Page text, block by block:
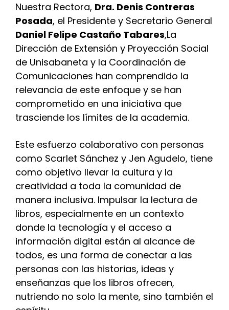
Nuestra Rectora, Dra. Denis Contreras
Posada, el Presidente y Secretario General
Daniel Felipe Castaño Tabares,La
Dirección de Extensión y Proyección Social
de Unisabaneta y la Coordinación de
Comunicaciones han comprendido la
relevancia de este enfoque y se han
comprometido en una iniciativa que
trasciende los límites de la academia.
Este esfuerzo colaborativo con personas
como Scarlet Sánchez y Jen Agudelo, tiene
como objetivo llevar la cultura y la
creatividad a toda la comunidad de
manera inclusiva. Impulsar la lectura de
libros, especialmente en un contexto
donde la tecnología y el acceso a
información digital están al alcance de
todos, es una forma de conectar a las
personas con las historias, ideas y
enseñanzas que los libros ofrecen,
nutriendo no solo la mente, sino también el